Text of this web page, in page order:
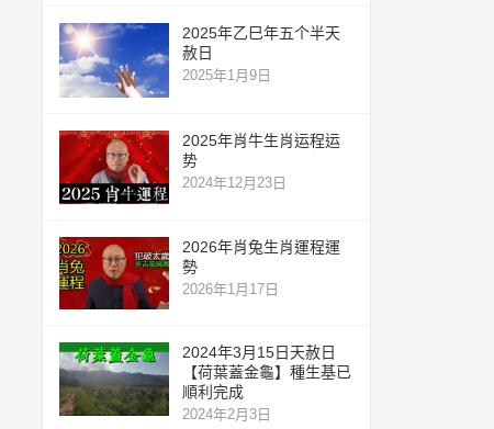
2025年乙巳年五个半天
赦日
2025年1月9日
2025年肖牛生肖运程运
势
2024年12月23日
2026年肖兔生肖運程運
勢
2026年1月17日
2024年3月15日天赦日
【荷葉蓋金龜】種生基已
順利完成
2024年2月3日